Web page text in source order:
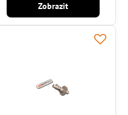
Zobrazit